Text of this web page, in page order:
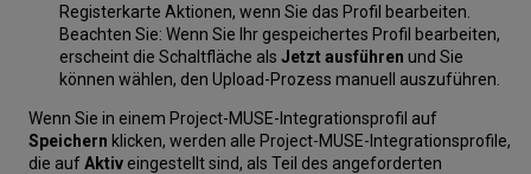
Registerkarte Aktionen, wenn Sie das Profil bearbeiten.
Beachten Sie: Wenn Sie Ihr gespeichertes Profil bearbeiten,
erscheint die Schaltfläche als Jetzt ausführen und Sie
können wählen, den Upload-Prozess manuell auszuführen.
Wenn Sie in einem Project-MUSE-Integrationsprofil auf
Speichern klicken, werden alle Project-MUSE-Integrationsprofile,
die aufAktiv eingestellt sind, als Teil des angeforderten